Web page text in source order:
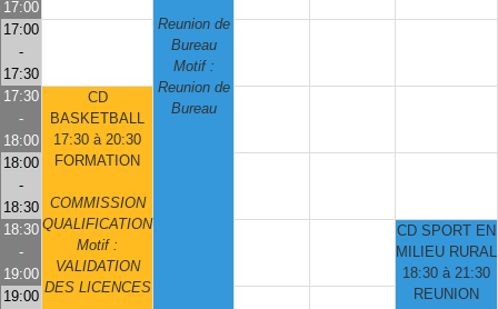
Reunion de
Bureau
Motif :
Reunion de
Bureau
17:00
17:00
-
17:30
17:30
-
18:00
CD
BASKETBALL
17:30 à 20:30
FORMATION
COMMISSION
QUALIFICATION
Motif :
VALIDATION
DES LICENCES
18:00
-
18:30
18:30
-
19:00
CD SPORT EN
MILIEU RURAL
18:30 à 21:30
REUNION
19:00